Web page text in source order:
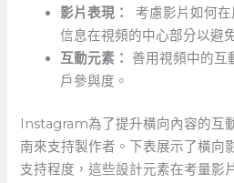
影片表現：
考慮影片如何
信息在視頻的中心部分以避
互動元素： 善用視頻中的互
戶參與度。
Instagram為了提升橫向內容的互
南來支持製作者。下表展示了橫向
支持程度，這些設計元素在考量影